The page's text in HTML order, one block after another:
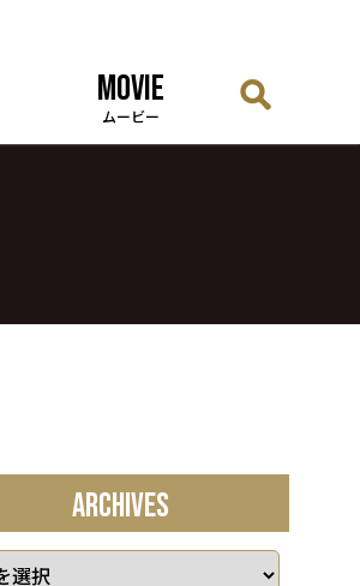
MOVIE
ムービー
ARCHIVES